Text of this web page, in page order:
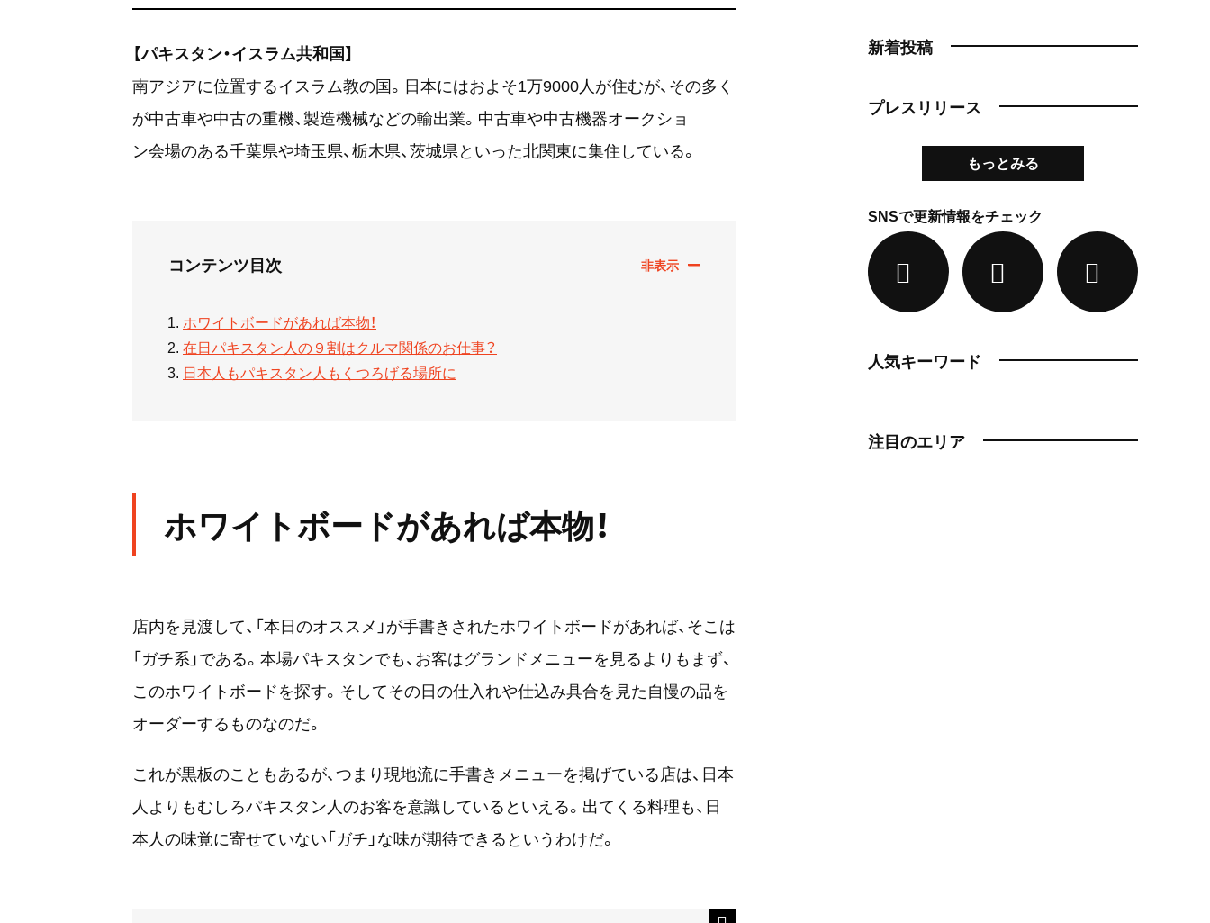
【パキスタン・イスラム共和国】
南アジアに位置するイスラム教の国。日本にはおよそ1万9000人が住むが、その多く
が中古車や中古の重機、製造機械などの輸出業。中古車や中古機器オークショ
ン会場のある千葉県や埼玉県、栃木県、茨城県といった北関東に集住している。
コンテンツ目次
ホワイトボードがあれば本物！
在日パキスタン人の９割はクルマ関係のお仕事？
日本人もパキスタン人もくつろげる場所に
ホワイトボードがあれば本物！
店内を見渡して、「本日のオススメ」が手書きされたホワイトボードがあれば、そこは
「ガチ系」である。本場パキスタンでも、お客はグランドメニューを見るよりもまず、
このホワイトボードを探す。そしてその日の仕入れや仕込み具合を見た自慢の品を
オーダーするものなのだ。
これが黒板のこともあるが、つまり現地流に手書きメニューを掲げている店は、日本
人よりもむしろパキスタン人のお客を意識しているといえる。出てくる料理も、日
本人の味覚に寄せていない「ガチ」な味が期待できるというわけだ。
新着投稿
プレスリリース
もっとみる
SNSで更新情報をチェック
人気キーワード
注目のエリア